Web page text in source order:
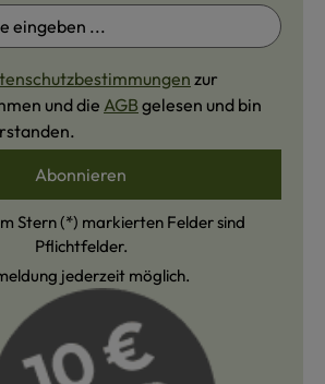
zur
und die AGB gelesen und bin
Abonnieren
Stern (*) markierten Felder sind
Pflichtfelder.
jederzeit möglich.